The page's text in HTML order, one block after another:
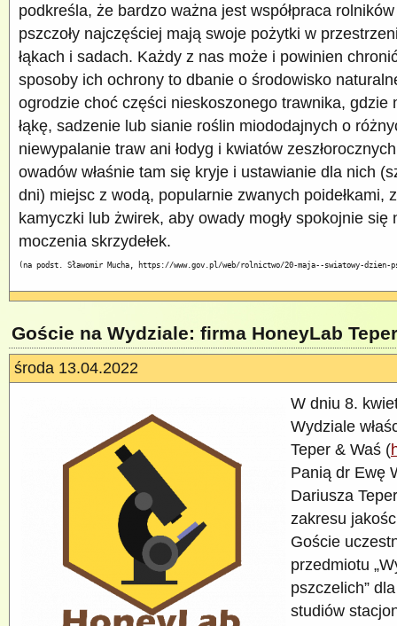
podkreśla, że bardzo ważna jest współpraca
pszczoły najczęściej mają swoje pożytki w
łąkach i sadach. Każdy z nas może i powinien
sposoby ich ochrony to dbanie o środowisko
ogrodzie choć części nieskoszonego trawnika, gdzie
łąkę, sadzenie lub sianie roślin miododajnych o
niewypalanie traw ani łodyg i kwiatów
owadów właśnie tam się kryje i ustawianie dla nich
dni) miejsc z wodą, popularnie zwanych poidełkami,
kamyczki lub żwirek, aby owady mogły spokojnie się
moczenia skrzydełek.
(na podst. Sławomir Mucha, https://www.gov.pl/web/rolnictwo/20-maja--swiatowy-dzien-
Goście na Wydziale: firma HoneyLab
środa 13.04.2022
W dniu 8.
Wydziale
Teper & Waś (
Panią dr Ewę
Dariusza
zakresu
Goście
przedmiotu
pszczelich”
studiów